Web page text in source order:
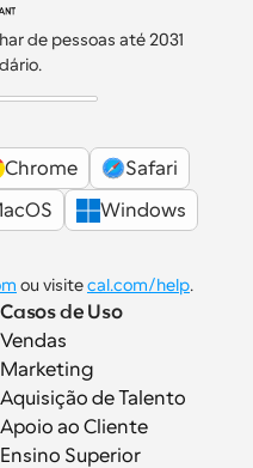
de pessoas até 2031
Chrome
Safari
Windows
ou visite cal.com/help.
Casos de Uso
Vendas
Marketing
Aquisição de Talento
Apoio ao Cliente
Ensino Superior